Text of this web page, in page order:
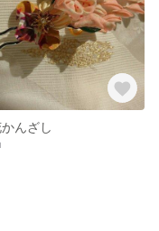
んざし